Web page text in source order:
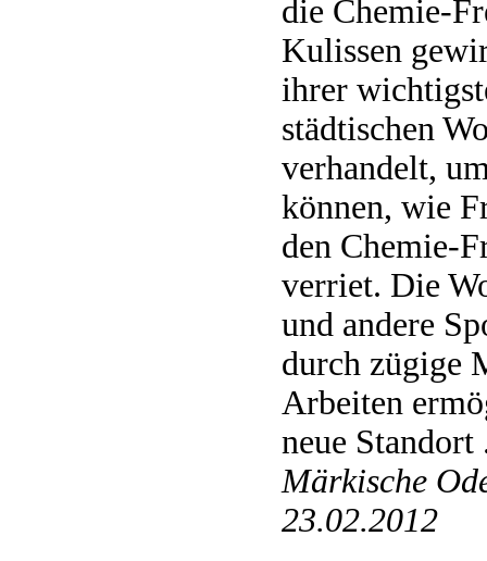
die Chemie-
Kulissen
ihrer
städtischen
verhandelt,
können, wie
den Chemie-
verriet. Die
und andere
durch zügige
Arbeiten
neue Standort
Märkische
23.02.2012